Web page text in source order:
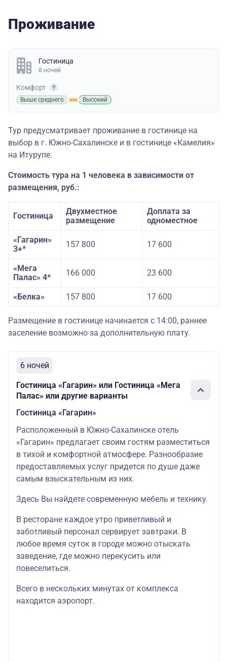
Проживание
Гостиница
8 ночей
Комфорт
Выше среднего Высокий
Тур предусматривает проживание в гостинице на
выбор в г. Южно-Сахалинске и в гостинице «Камелия»
на Итурупе.
Стоимость тура на 1 человека в зависимости от
размещения, руб.:
Гостиница
Двухместное
размещение
Доплата за
одноместное
«Гагарин»
3+*
157 800 17 600
«Мега
Палас» 4*
166 000 23 600
«Белка» 157 800 17 600
Размещение в гостинице начинается с 14:00, раннее
заселение возможно за дополнительную плату.
6 ночей
Гостиница «Гагарин» или Гостиница «Мега
Палас» или другие варианты
Гостиница «Гагарин»
Расположенный в Южно-Сахалинске отель
«Гагарин» предлагает своим гостям разместиться
в тихой и комфортной атмосфере. Разнообразие
предоставляемых услуг придется по душе даже
самым взыскательным из них.
Здесь Вы найдете современную мебель и технику.
В ресторане каждое утро приветливый и
заботливый персонал сервирует завтраки. В
любое время суток в городе можно отыскать
заведение, где можно перекусить или
повеселиться.
Всего в нескольких минутах от комплекса
находится аэропорт.